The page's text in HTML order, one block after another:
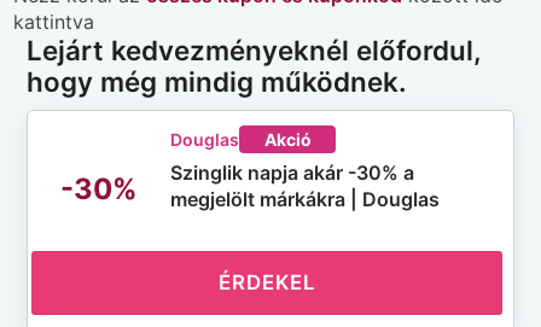
kattintva
Lejárt kedvezményeknél előfordul,
hogy még mindig működnek.
-30%
Douglas Akció
Szinglik napja akár -30% a
megjelölt márkákra | Douglas
ÉRDEKEL